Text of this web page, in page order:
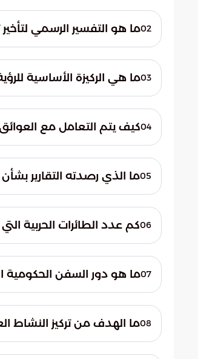
02ما هو التفسير الرسمي
تهدف هذه الإجراءات لضمان
الحديثة والنوعية في
03ما هي الركيزة الأساسية
وتطوير المنظومات الدفاعية.
والاقتصادية الحيوية في
04كيف يتم التعامل مع العوائق
والتقنيات العسكرية. هذا
التكنولوجية في أساليب القتال
05ما الذي رصدته التقارير
بتنسيق عالٍ بين القوات
قصوى لمراقبة أي تجاوزات
06كم عدد الطائرات الحربية
طائرة تم رصدها. يمثل هذا07ما هو دور السفن الحكومية
وتعمل هذه السفن جنباً إلى جنب
الممرات البحرية الحيوية في
08ما الهدف من تركيز النشاط